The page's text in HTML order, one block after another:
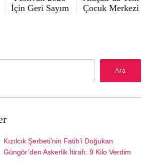
İçin Geri Sayım
Çocuk Merkezi
Ara
Kızılcık Şerbeti’nin Fatih’i Doğukan
Güngör’den Askerlik İtirafı: 9 Kilo Verdim